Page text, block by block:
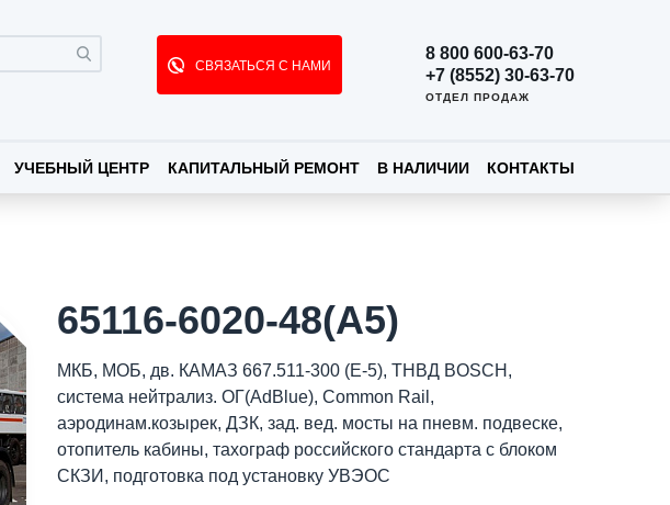
СВЯЗАТЬСЯ С НАМИ
8 800 600-63-70
+7 (8552) 30-63-70
ОТДЕЛ ПРОДАЖ
УЧЕБНЫЙ ЦЕНТР КАПИТАЛЬНЫЙ РЕМОНТ В НАЛИЧИИ КОНТАКТЫ
65116-6020-48(A5)
МКБ, МОБ, дв. КАМАЗ 667.511-300 (Е-5), ТНВД BOSCH,
система нейтрализ. ОГ(AdBlue), Common Rail,
аэродинам.козырек, ДЗК, зад. вед. мосты на пневм. подвеске,
отопитель кабины, тахограф российского стандарта с блоком
СКЗИ, подготовка под установку УВЭОС